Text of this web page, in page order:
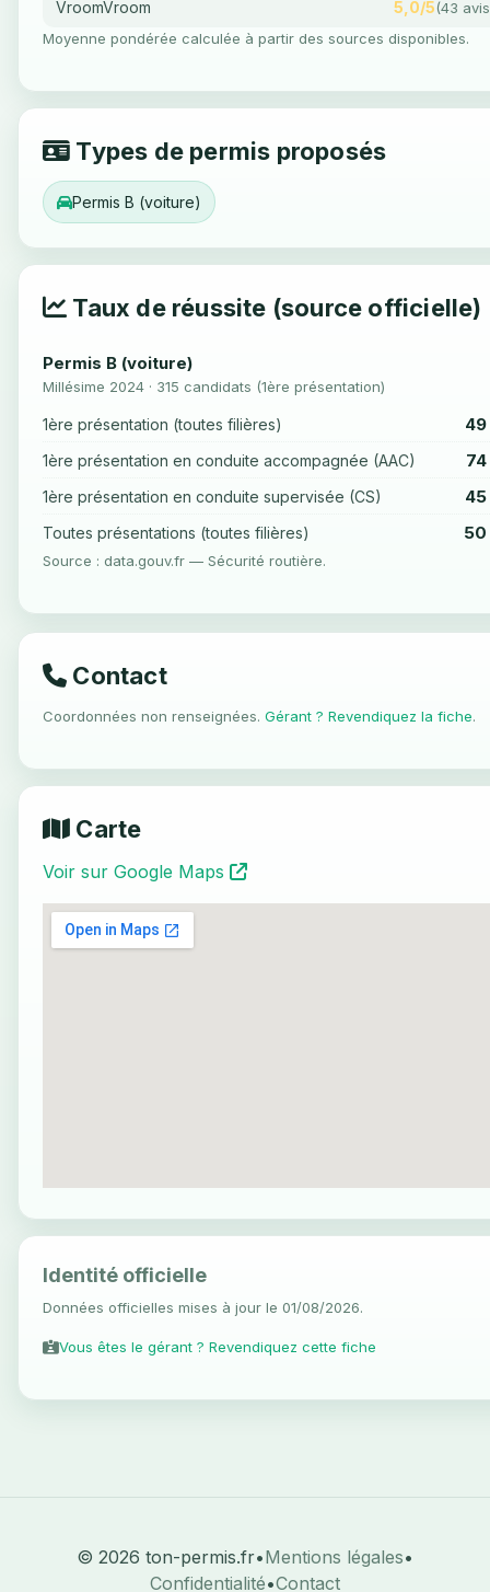
VroomVroom 5,0/5(43
Moyenne pondérée calculée à partir des sources disponibles.
Types de permis proposés
Permis B (voiture)
Taux de réussite (source officielle)
Permis B (voiture)
Millésime 2024 · 315 candidats (1ère présentation)
1ère présentation (toutes filières) 49
1ère présentation en conduite accompagnée (AAC)
1ère présentation en conduite supervisée (CS) 45
Toutes présentations (toutes filières) 50
Source : data.gouv.fr — Sécurité routière.
Contact
Coordonnées non renseignées. Gérant ? Revendiquez la fiche.
Carte
Voir sur Google Maps
Identité officielle
Données officielles mises à jour le 01/08/2026.
Vous êtes le gérant ? Revendiquez cette fiche
© 2026 ton-permis.fr•Mentions légales•
Confidentialité•Contact